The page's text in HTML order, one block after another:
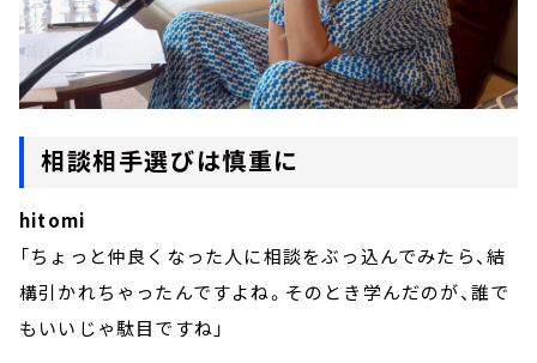
相談相手選びは慎重に
hitomi
「ちょっと仲良くなった人に相談をぶっ込んでみたら、結
構引かれちゃったんですよね。そのとき学んだのが、誰で
もいいじゃ駄目ですね」